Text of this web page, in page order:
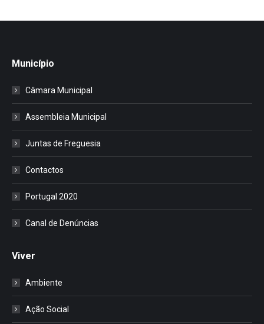
Município
Câmara Municipal
Assembleia Municipal
Juntas de Freguesia
Contactos
Portugal 2020
Canal de Denúncias
Viver
Ambiente
Ação Social